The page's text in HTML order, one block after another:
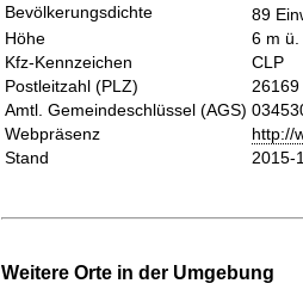
Bevölkerungsdichte
89
Höhe
6 m ü.
Kfz-Kennzeichen
CLP
Postleitzahl (PLZ)
26169
Amtl. Gemeindeschlüssel (AGS)
Webpräsenz
http://
Stand
2015-
Weitere Orte in der Umgebung